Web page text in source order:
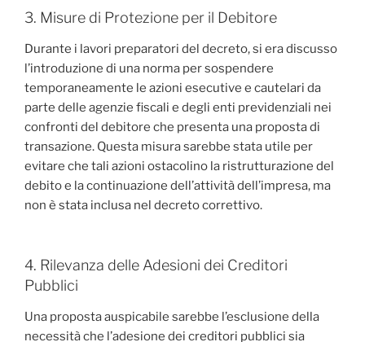
3. Misure di Protezione per il Debitore
Durante i lavori preparatori del decreto, si era discusso
l’introduzione di una norma per sospendere
temporaneamente le azioni esecutive e cautelari da
parte delle agenzie fiscali e degli enti previdenziali nei
confronti del debitore che presenta una proposta di
transazione. Questa misura sarebbe stata utile per
evitare che tali azioni ostacolino la ristrutturazione del
debito e la continuazione dell’attività dell’impresa, ma
non è stata inclusa nel decreto correttivo.
4. Rilevanza delle Adesioni dei Creditori
Pubblici
Una proposta auspicabile sarebbe l’esclusione della
necessità che l’adesione dei creditori pubblici sia